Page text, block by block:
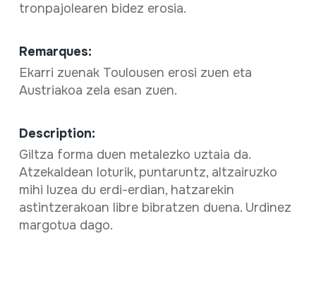
tronpajolearen bidez erosia.
Remarques:
Ekarri zuenak Toulousen erosi zuen eta
Austriakoa zela esan zuen.
Description:
Giltza forma duen metalezko uztaia da.
Atzekaldean loturik, puntaruntz, altzairuzko
mihi luzea du erdi-erdian, hatzarekin
astintzerakoan libre bibratzen duena. Urdinez
margotua dago.